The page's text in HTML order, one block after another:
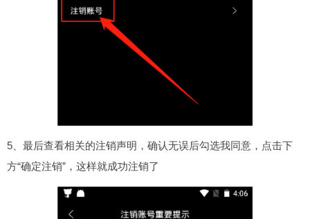
5、最后查看相关的注销声明，确认无误后勾选我同意，点击下
方“确定注销”，这样就成功注销了